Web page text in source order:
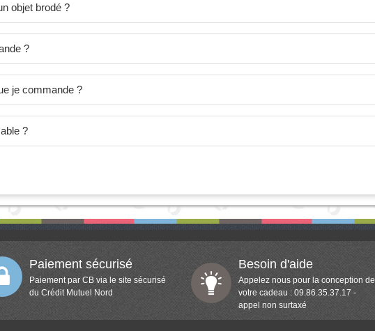
objet brodé ?
?
je commande ?
?
Paiement sécurisé
Paiement par CB via le site sécurisé
du Crédit Mutuel Nord
Besoin d'aide
Appelez nous pour la conception de
votre cadeau : 09.86.35.37.17 -
appel non surtaxé